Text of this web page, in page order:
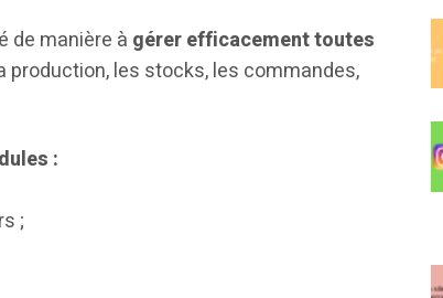
de manière à gérer efficacement toutes
production, les stocks, les commandes,
:
;